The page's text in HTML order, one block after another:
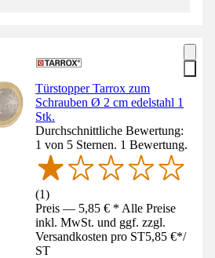
Türstopper Tarrox zum
Schrauben Ø 2 cm edelstahl 1
Stk.
Durchschnittliche Bewertung:
1 von 5 Sternen. 1 Bewertung.
(1)
Preis — 5,85 € * Alle Preise
inkl. MwSt. und ggf. zzgl.
Versandkosten pro ST5,85 €*/
ST